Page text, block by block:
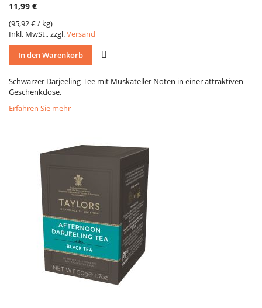
11,99 €
(95,92 €/ kg)
Inkl. MwSt., zzgl.Versand
In den Warenkorb
Schwarzer Darjeeling-Tee mit Muskateller Noten in einer attraktiven
Geschenkdose.
Erfahren Sie mehr